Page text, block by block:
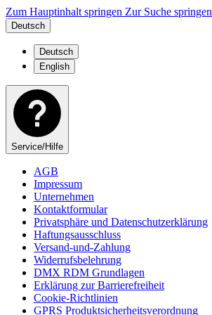
Zum Hauptinhalt springen Zur Suche springen
Deutsch
Deutsch
English
Service/Hilfe
AGB
Impressum
Unternehmen
Kontaktformular
Privatsphäre und Datenschutzerklärung
Haftungsausschluss
Versand-und-Zahlung
Widerrufsbelehrung
DMX RDM Grundlagen
Erklärung zur Barrierefreiheit
Cookie-Richtlinien
GPRS Produktsicherheitsverordnung